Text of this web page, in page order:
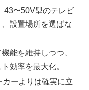
43〜50V型のテレビ
設置場所を選ばな
能を維持しつつ、
効率を最大化。
カーよりは確実に立